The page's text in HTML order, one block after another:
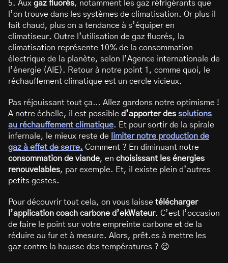
5. Aux gaz fluorés, notamment les gaz réfrigérants que
l’on trouve dans les systèmes de climatisation. Or plus il
fait chaud, plus on a tendance à s’équiper en
climatiseur. Outre l’utilisation de gaz fluorés, la
climatisation représente 10% de la consommation
électrique de la planète, selon l’Agence internationale de
l’énergie (AIE). Retour à notre point 1, comme quoi, le
réchauffement climatique est un cercle vicieux.
Pas réjouissant tout ça… Allez gardons notre optimisme !
A notre échelle, il est possible d’apporter des solutions
au réchauffement climatique. Et pour sortir de la spirale
infernale, le mieux reste de limiter notre production de
gaz à effet de serre. Comment ? En diminuant notre
consommation de viande, en choisissant les énergies
renouvelables, par exemple. Et, il existe plein d’autres
petits gestes.
Pour découvrir tout cela, on vous laisse télécharger
l’application coach carbone d’ekWateur. C’est l’occasion
de faire le point sur votre empreinte carbone et de la
réduire au fur et à mesure. Alors, prêt.es à mettre les
gaz contre la hausse des températures ? 😉